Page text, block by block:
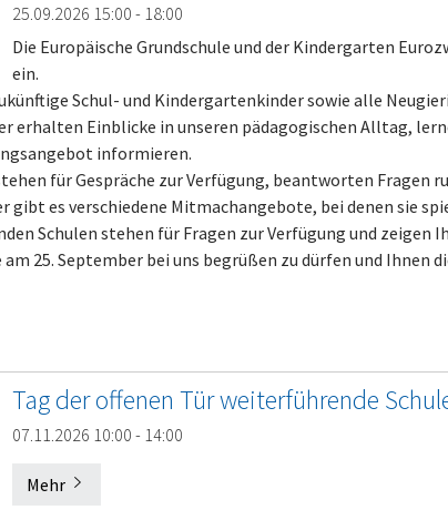
25.09.2026 15:00 - 18:00
Die Europäische Grundschule und der Kindergarten
ein.
Schul- und Kindergartenkinder sowie alle
erhalten Einblicke in unseren pädagogischen Alltag,
informieren.
für Gespräche zur Verfügung, beantworten
gibt es verschiedene Mitmachangebote, bei denen sie
Schulen stehen für Fragen zur Verfügung und zeigen
am 25. September bei uns begrüßen zu dürfen und
Tag der offenen Tür weiterführende
07.11.2026 10:00 - 14:00
Mehr